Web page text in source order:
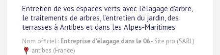
Entretien de vos espaces verts avec l'élagage d'arbre,
le traitements de arbres, l'entretien du jardin, des
terrasses à Antibes et dans les Alpes-Maritimes
Nom officiel : Entreprise d'élagage dans le 06- Site pro (SARL)
antibes (France)